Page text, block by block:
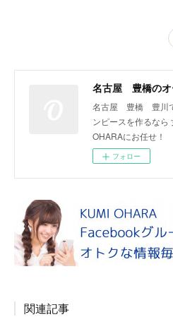
名古屋 豊橋 豊川
ンピースを作るなら
OHARAにお任せ！
フォロー
関連記事